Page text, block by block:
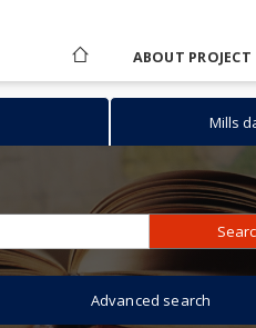
ABOUT PROJECT
Mills
Advanced search